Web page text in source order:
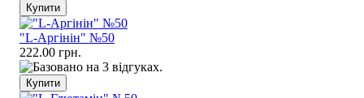
"L-Аргінін" №50
222.00 грн.